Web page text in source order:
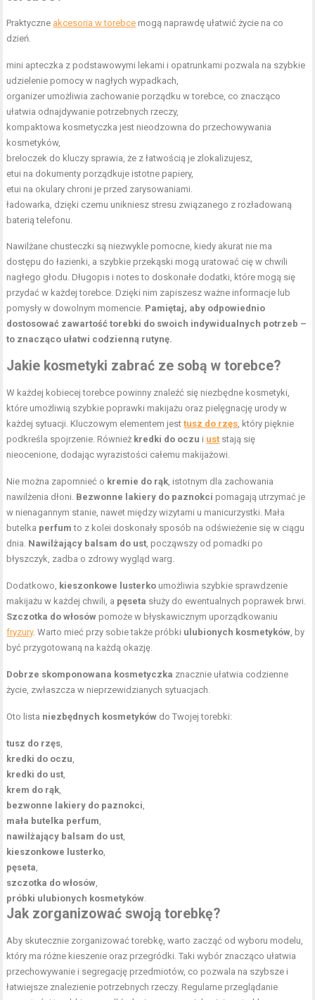
Praktyczne akcesoria w torebce mogą naprawdę ułatwić życie na co
dzień.
mini apteczka z podstawowymi lekami i opatrunkami pozwala na szybkie
udzielenie pomocy w nagłych wypadkach,
organizer umożliwia zachowanie porządku w torebce, co znacząco
ułatwia odnajdywanie potrzebnych rzeczy,
kompaktowa kosmetyczka jest nieodzowna do przechowywania
kosmetyków,
breloczek do kluczy sprawia, że z łatwością je zlokalizujesz,
etui na dokumenty porządkuje istotne papiery,
etui na okulary chroni je przed zarysowaniami.
ładowarka, dzięki czemu unikniesz stresu związanego z rozładowaną
baterią telefonu.
Nawilżane chusteczki są niezwykle pomocne, kiedy akurat nie ma
dostępu do łazienki, a szybkie przekąski mogą uratować cię w chwili
nagłego głodu. Długopis i notes to doskonałe dodatki, które mogą się
przydać w każdej torebce. Dzięki nim zapiszesz ważne informacje lub
pomysły w dowolnym momencie. Pamiętaj, aby odpowiednio
dostosować zawartość torebki do swoich indywidualnych potrzeb –
to znacząco ułatwi codzienną rutynę.
Jakie kosmetyki zabrać ze sobą w torebce?
W każdej kobiecej torebce powinny znaleźć się niezbędne kosmetyki,
które umożliwią szybkie poprawki makijażu oraz pielęgnację urody w
każdej sytuacji. Kluczowym elementem jesttusz do rzęs, który pięknie
podkreśla spojrzenie. Również kredki do oczu i ust stają się
nieocenione, dodając wyrazistości całemu makijażowi.
Nie można zapomnieć o kremie do rąk, istotnym dla zachowania
nawilżenia dłoni. Bezwonne lakiery do paznokci pomagają utrzymać je
w nienagannym stanie, nawet między wizytami u manicurzystki. Mała
butelka perfum to z kolei doskonały sposób na odświeżenie się w ciągu
dnia. Nawilżający balsam do ust, począwszy od pomadki po
błyszczyk, zadba o zdrowy wygląd warg.
Dodatkowo, kieszonkowe lusterko umożliwia szybkie sprawdzenie
makijażu w każdej chwili, a pęseta służy do ewentualnych poprawek brwi.
Szczotka do włosów pomoże w błyskawicznym uporządkowaniu
fryzury. Warto mieć przy sobie także próbki ulubionych kosmetyków, by
być przygotowaną na każdą okazję.
Dobrze skomponowana kosmetyczka znacznie ułatwia codzienne
życie, zwłaszcza w nieprzewidzianych sytuacjach.
Oto lista niezbędnych kosmetyków do Twojej torebki:
tusz do rzęs,
kredki do oczu,
kredki do ust,
krem do rąk,
bezwonne lakiery do paznokci,
mała butelka perfum,
nawilżający balsam do ust,
kieszonkowe lusterko,
pęseta,
szczotka do włosów,
próbki ulubionych kosmetyków.
Jak zorganizować swoją torebkę?
Aby skutecznie zorganizować torebkę, warto zacząć od wyboru modelu,
który ma różne kieszenie oraz przegródki. Taki wybór znacząco ułatwia
przechowywanie i segregację przedmiotów, co pozwala na szybsze i
łatwiejsze znalezienie potrzebnych rzeczy. Regularne przeglądanie